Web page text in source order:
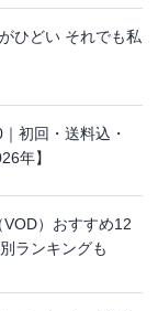
ひどい それでも私
初回・送料込・
年】
VOD）おすすめ12
ランキングも